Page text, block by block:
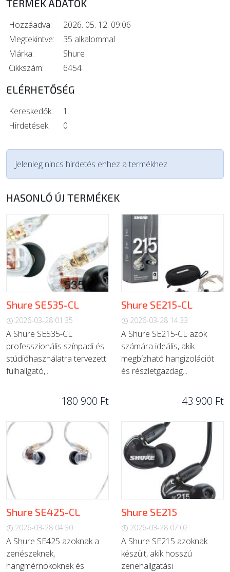
TERMÉK ADATOK
Hozzáadva:
2026. 05. 12. 09:06
Megtekintve:
35 alkalommal
Márka:
Shure
Cikkszám:
6454
ELÉRHETŐSÉG
Kereskedők:
1
Hirdetések:
0
Jelenleg nincs hirdetés ehhez a termékhez.
HASONLÓ ÚJ TERMÉKEK
Shure SE535-CL
2026-03-28 01:35
A Shure SE535-CL
professzionális színpadi és
stúdióhasználatra tervezett
fülhallgató,...
180 900 Ft
Shure SE215-CL
2026-03-28 14:33
A Shure SE215-CL azok
számára ideális, akik
megbízható hangizolációt
és részletgazdag...
43 900 Ft
Shure SE425-CL
2026-03-28 04:30
A Shure SE425 azoknak a
zenészeknek,
hangmérnököknek és
Shure SE215
2026-03-28 07:02
A Shure SE215 azoknak
készült, akik hosszú
zenehallgatási